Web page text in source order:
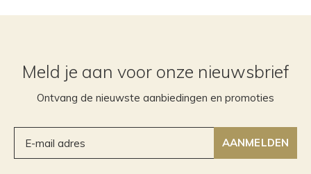
Meld je aan voor onze nieuwsbrief
Ontvang de nieuwste aanbiedingen en promoties
AANMELDEN